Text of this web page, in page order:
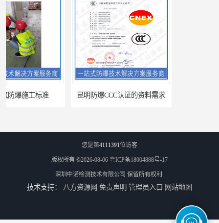
昆明防爆CCC认证的资料需求 合肥IECEx标志认证发证机构
海口防爆电器设备维修资质办理周期 西宁防爆电器设备维修资质办理流程
您是第4111391位访客
版权所有 ©2026-08-06 粤ICP备18004888号-17
深圳中诺检测技术有限公司 保留所有权利.
技术支持： 八方资源网 免责声明 管理员入口 网站地图